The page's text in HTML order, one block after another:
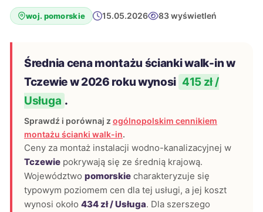
woj. pomorskie 15.05.2026 83 wyświetleń
Średnia cena montażu ścianki walk-in w
Tczewie w 2026 roku wynosi 415 zł /
Usługa .
Sprawdź i porównaj z ogólnopolskim cennikiem
montażu ścianki walk-in.
Ceny za montaż instalacji wodno-kanalizacyjnej w
Tczewie pokrywają się ze średnią krajową.
Województwo pomorskie charakteryzuje się
typowym poziomem cen dla tej usługi, a jej koszt
wynosi około 434 zł / Usługa. Dla szerszego